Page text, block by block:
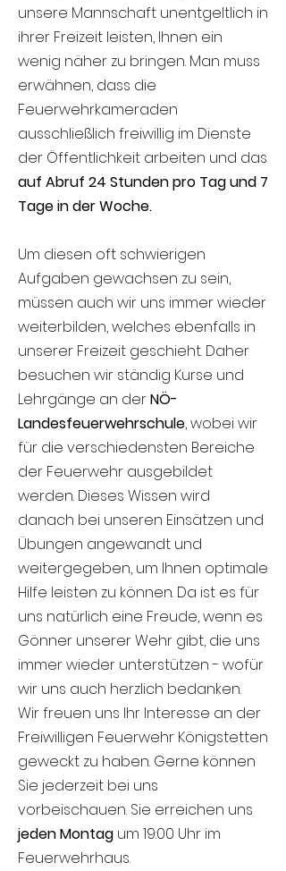
unsere Mannschaft unentgeltlich in
ihrer Freizeit leisten, Ihnen ein
wenig näher zu bringen. Man muss
erwähnen, dass die
Feuerwehrkameraden
ausschließlich freiwillig im Dienste
der Öffentlichkeit arbeiten und das
auf Abruf 24 Stunden pro Tag und 7
Tage in der Woche.
Um diesen oft schwierigen
Aufgaben gewachsen zu sein,
müssen auch wir uns immer wieder
weiterbilden, welches ebenfalls in
unserer Freizeit geschieht. Daher
besuchen wir ständig Kurse und
Lehrgänge an derNÖ-
Landesfeuerwehrschule, wobei wir
für die verschiedensten Bereiche
der Feuerwehr ausgebildet
werden. Dieses Wissen wird
danach bei unseren Einsätzen und
Übungen angewandt und
weitergegeben, um Ihnen optimale
Hilfe leisten zu können. Da ist es für
uns natürlich eine Freude, wenn es
Gönner unserer Wehr gibt, die uns
immer wieder unterstützen - wofür
wir uns auch herzlich bedanken.
Wir freuen uns Ihr Interesse an der
Freiwilligen Feuerwehr Königstetten
geweckt zu haben. Gerne können
Sie jederzeit bei uns
vorbeischauen. Sie erreichen uns
jeden Montag um 19:00 Uhr im
Feuerwehrhaus.